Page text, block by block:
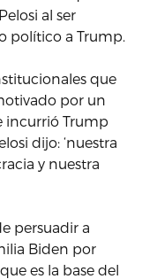
al ser
político a Trump.
que
por un
incurrió Trump
dijo: ‘nuestra
y nuestra
persuadir a
Biden por
es la base del